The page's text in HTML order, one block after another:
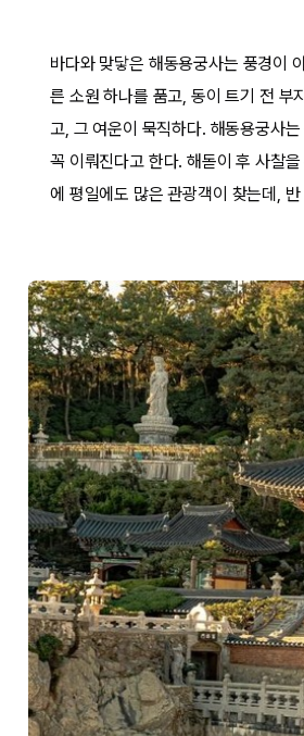
바다와 맞닿은 해동용궁사는 풍경이
른 소원 하나를 품고, 동이 트기 전 부
고, 그 여운이 묵직하다. 해동용궁사
꼭 이뤄진다고 한다. 해돋이 후 사찰
에 평일에도 많은 관광객이 찾는데,